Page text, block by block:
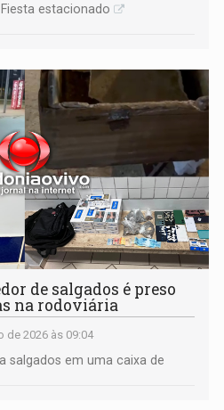
estacionado
de salgados é preso
na rodoviária
de 2026 às 09:04
salgados em uma caixa de